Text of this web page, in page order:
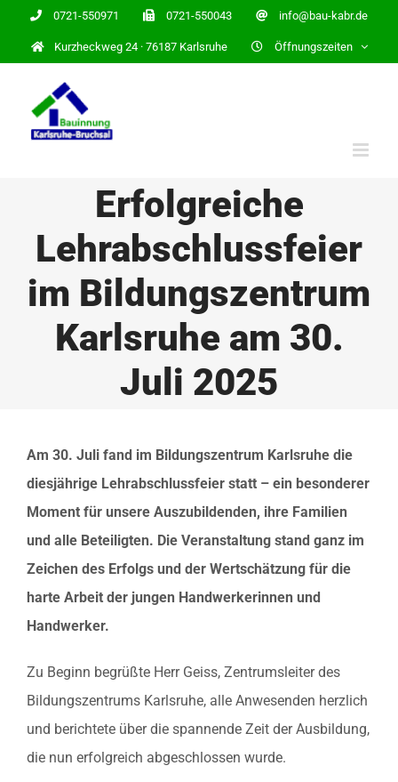
Inhalt
0721-550971 0721-550043 info@bau-kabr.de
Kurzheckweg 24 · 76187 Karlsruhe Öffnungszeiten
Erfolgreiche
Lehrabschlussfeier
im Bildungszentrum
Karlsruhe am 30.
Juli 2025
Am 30. Juli fand im Bildungszentrum Karlsruhe die
diesjährige Lehrabschlussfeier statt – ein besonderer
Moment für unsere Auszubildenden, ihre Familien
und alle Beteiligten. Die Veranstaltung stand ganz im
Zeichen des Erfolgs und der Wertschätzung für die
harte Arbeit der jungen Handwerkerinnen und
Handwerker.
Zu Beginn begrüßte Herr Geiss, Zentrumsleiter des
Bildungszentrums Karlsruhe, alle Anwesenden herzlich
und berichtete über die spannende Zeit der Ausbildung,
die nun erfolgreich abgeschlossen wurde.